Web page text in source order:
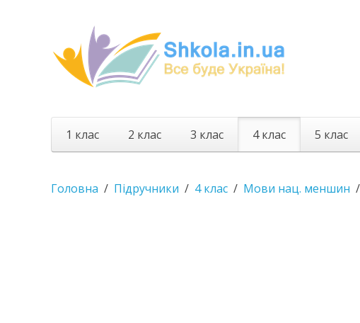
1 клас 2 клас 3 клас 4 клас 5 клас
Головна Підручники 4 клас Мови нац. меншин